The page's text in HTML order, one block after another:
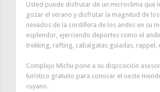
Usted puede disfrutar de un microclima que
gozar el verano y disfrutar la magnitud de
nevados de la cordillera de los andes en su
esplendor, ejerciendo deportes como el
trekking, rafting, cabalgatas guiadas, rappel,
Complejo Michu pone a su disposición
turístico gratuito para conocer el oeste
cuyano.